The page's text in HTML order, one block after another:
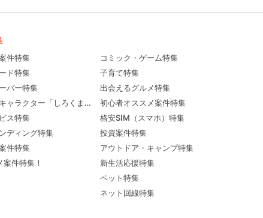
件特集
ド特集
バー特集
ャラクター「しろくま先輩」プロフィール
ス特集
ディング特集
件特集
件特集！
コミック・ゲーム特集
子育て特集
出会えるグルメ特集
初心者オススメ案件特集
格安SIM（スマホ）特集
投資案件特集
アウトドア・キャンプ特集
新生活応援特集
ペット特集
ネット回線特集